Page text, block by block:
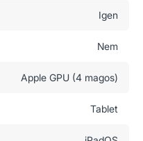
Igen
Nem
Apple GPU (4 magos)
Tablet